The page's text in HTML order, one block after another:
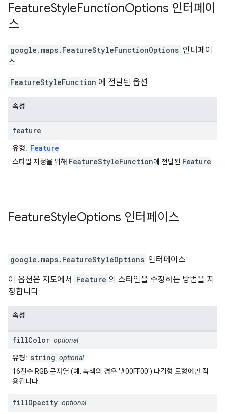
FeatureStyleFunctionOptions 인터페이
스
google.maps. FeatureStyleFunctionOptions 인터페이
스
FeatureStyleFunction 에 전달된 옵션
속성
feature
유형: Feature
스타일 지정을 위해 FeatureStyleFunction에 전달된 Feature
FeatureStyleOptions 인터페이스
google.maps. FeatureStyleOptions 인터페이스
이 옵션은 지도에서 Feature 의 스타일을 수정하는 방법을 지
정합니다.
속성
fillColor optional
유형: string optional
16진수 RGB 문자열 (예: 녹색의 경우 '#00FF00') 다각형 도형에만 적
용됩니다.
fillOpacity optional